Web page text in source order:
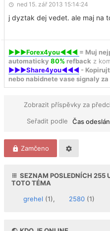
ned 15. zář 2013 15:14:24
j dyztak dej vedet. ale maj na
►►►Forex4you◄◄◄ = Muj
automaticky 80% refback z
►►►Share4you◄◄◄ -
nebo nabidnete vase signaly
Zobrazit příspěvky za
Seřadit podle
Čas
Zamčeno
SEZNAM POSLEDNÍCH 255
TOTO TÉMA
grehel (1), 2580 (1)